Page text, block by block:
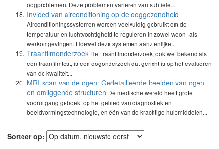
oogproblemen. Deze problemen variëren van subtiele...
Invloed van airconditioning op de ooggezondheid
Airconditioningssystemen worden veelvuldig gebruikt om de
temperatuur en luchtvochtigheid te reguleren in zowel woon- als
werkomgevingen. Hoewel deze systemen aanzienlijke...
Traanfilmonderzoek Het traanfilmonderzoek, ook wel bekend als
een traanfilmtest, is een oogonderzoek dat gericht is op het evalueren
van de kwaliteit...
MRI-scan van de ogen: Gedetailleerde beelden van ogen
en omliggende structuren De medische wereld heeft grote
vooruitgang geboekt op het gebied van diagnostiek en
beeldvormingstechnologie, en één van de krachtige hulpmiddelen...
Sorteer op: